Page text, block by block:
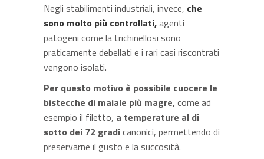
Negli stabilimenti industriali, invece, che
sono molto più controllati,agenti
patogeni come la trichinellosi sono
praticamente debellati e i rari casi riscontrati
vengono isolati.
Per questo motivo è possibile cuocere le
bistecche di maiale più magre,come ad
esempio il filetto, a temperature al di
sotto dei 72 gradicanonici, permettendo di
preservarne il gusto e la succosità.